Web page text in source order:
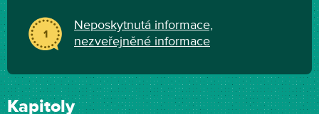
1
Neposkytnutá informace,
nezveřejněné informace
Kapitoly